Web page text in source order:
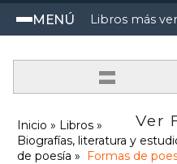
MENÚ Libros más
=
Ver
Inicio
Libros
Biografías, literatura y
de poesía
Formas de